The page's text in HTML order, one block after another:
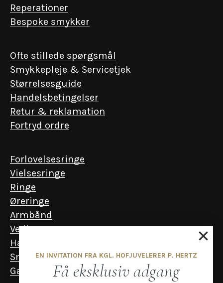
Reperationer
Bespoke smykker
Ofte stillede spørgsmål
Smykkepleje & Servicetjek
Størrelsesguide
Handelsbetingelser
Retur & reklamation
Fortryd ordre
Forlovelsesringe
Vielsesringe
Ringe
Øreringe
Armbånd
Vedhæng
Halskæder
Smykker til mænd
Gavekort
EN INVITATION FRA KGL. HOFJUVELERER P. HERTZ
Få eksklusiv adgang